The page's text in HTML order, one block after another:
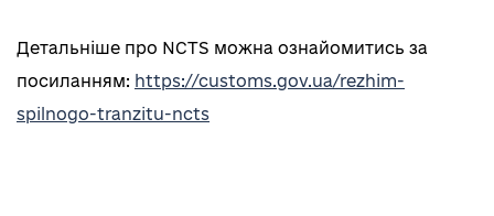
Детальніше про NCTS можна ознайомитись за
посиланням: https://customs.gov.ua/rezhim-
spilnogo-tranzitu-ncts